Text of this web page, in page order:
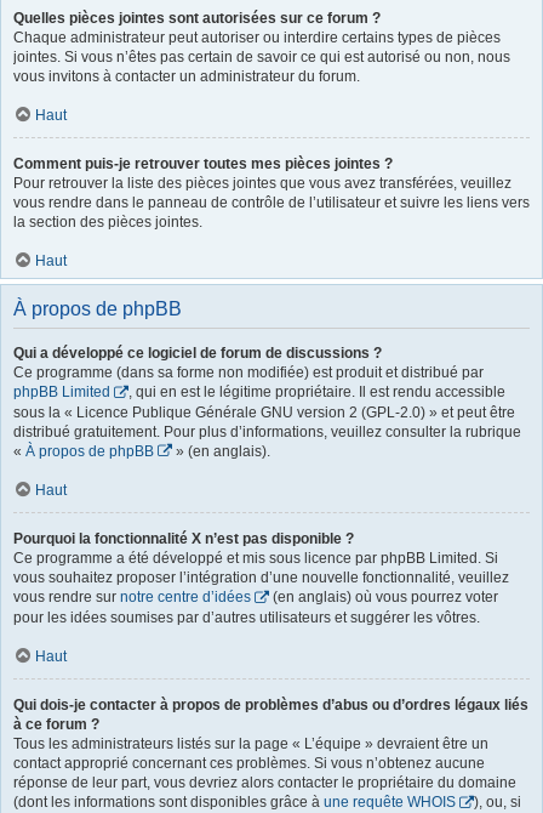
Quelles pièces jointes sont autorisées sur ce forum ?
Chaque administrateur peut autoriser ou interdire certains types de pièces
jointes. Si vous n’êtes pas certain de savoir ce qui est autorisé ou non, nous
vous invitons à contacter un administrateur du forum.
Haut
Comment puis-je retrouver toutes mes pièces jointes ?
Pour retrouver la liste des pièces jointes que vous avez transférées, veuillez
vous rendre dans le panneau de contrôle de l’utilisateur et suivre les liens vers
la section des pièces jointes.
Haut
À propos de phpBB
Qui a développé ce logiciel de forum de discussions ?
Ce programme (dans sa forme non modifiée) est produit et distribué par
phpBB Limited
, qui en est le légitime propriétaire. Il est rendu accessible
sous la « Licence Publique Générale GNU version 2 (GPL-2.0) » et peut être
distribué gratuitement. Pour plus d’informations, veuillez consulter la rubrique
« À propos de phpBB » (en anglais).
Haut
Pourquoi la fonctionnalité X n’est pas disponible ?
Ce programme a été développé et mis sous licence par phpBB Limited. Si
vous souhaitez proposer l’intégration d’une nouvelle fonctionnalité, veuillez
vous rendre sur notre centre d’idées
(en anglais) où vous pourrez voter
pour les idées soumises par d’autres utilisateurs et suggérer les vôtres.
Haut
Qui dois-je contacter à propos de problèmes d’abus ou d’ordres légaux liés
à ce forum ?
Tous les administrateurs listés sur la page « L’équipe » devraient être un
contact approprié concernant ces problèmes. Si vous n’obtenez aucune
réponse de leur part, vous devriez alors contacter le propriétaire du domaine
(dont les informations sont disponibles grâce à une requête WHOIS
), ou, si